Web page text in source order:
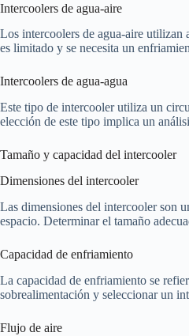
Intercoolers de agua-aire
Los intercoolers de agua-aire utilizan
es limitado y se necesita un
Intercoolers de agua-agua
Este tipo de intercooler utiliza un
elección de este tipo implica un
Tamaño y capacidad del intercooler
Dimensiones del intercooler
Las dimensiones del intercooler son
espacio. Determinar el tamaño
Capacidad de enfriamiento
La capacidad de enfriamiento se
sobrealimentación y seleccionar un
Flujo de aire